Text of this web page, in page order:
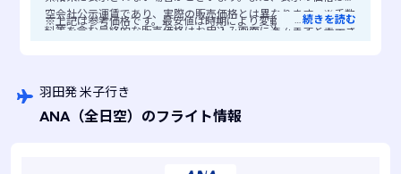
空会社公示運賃であり、実際の販売価格とは異なります。※手数
料等を含む最終的な販売価格はお申込み画面に進みますと表示さ
※上記は参考価格です。最安値は時期により変動します。
…続きを読む
羽田発 米子行き
ANA（全日空） のフライト情報